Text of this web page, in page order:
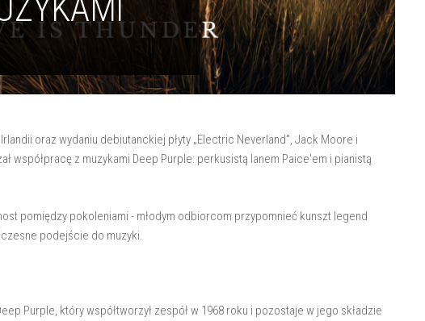
oraz wydaniu debiutanckiej płyty „Electric Neverland", Jack Moore i
współpracę z muzykami Deep Purple: perkusistą Ianem Paice'em i pianistą
pomiędzy pokoleniami - młodym odbiorcom przypomnieć kunszt legend
podejście do muzyki.
Purple, który współtworzył zespół w 1968 roku i pozostaje w jego składzie